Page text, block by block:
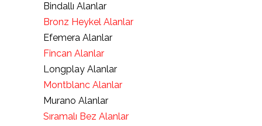
Bindallı Alanlar
Bronz Heykel Alanlar
Efemera Alanlar
Fincan Alanlar
Longplay Alanlar
Montblanc Alanlar
Murano Alanlar
Sıramalı Bez Alanlar